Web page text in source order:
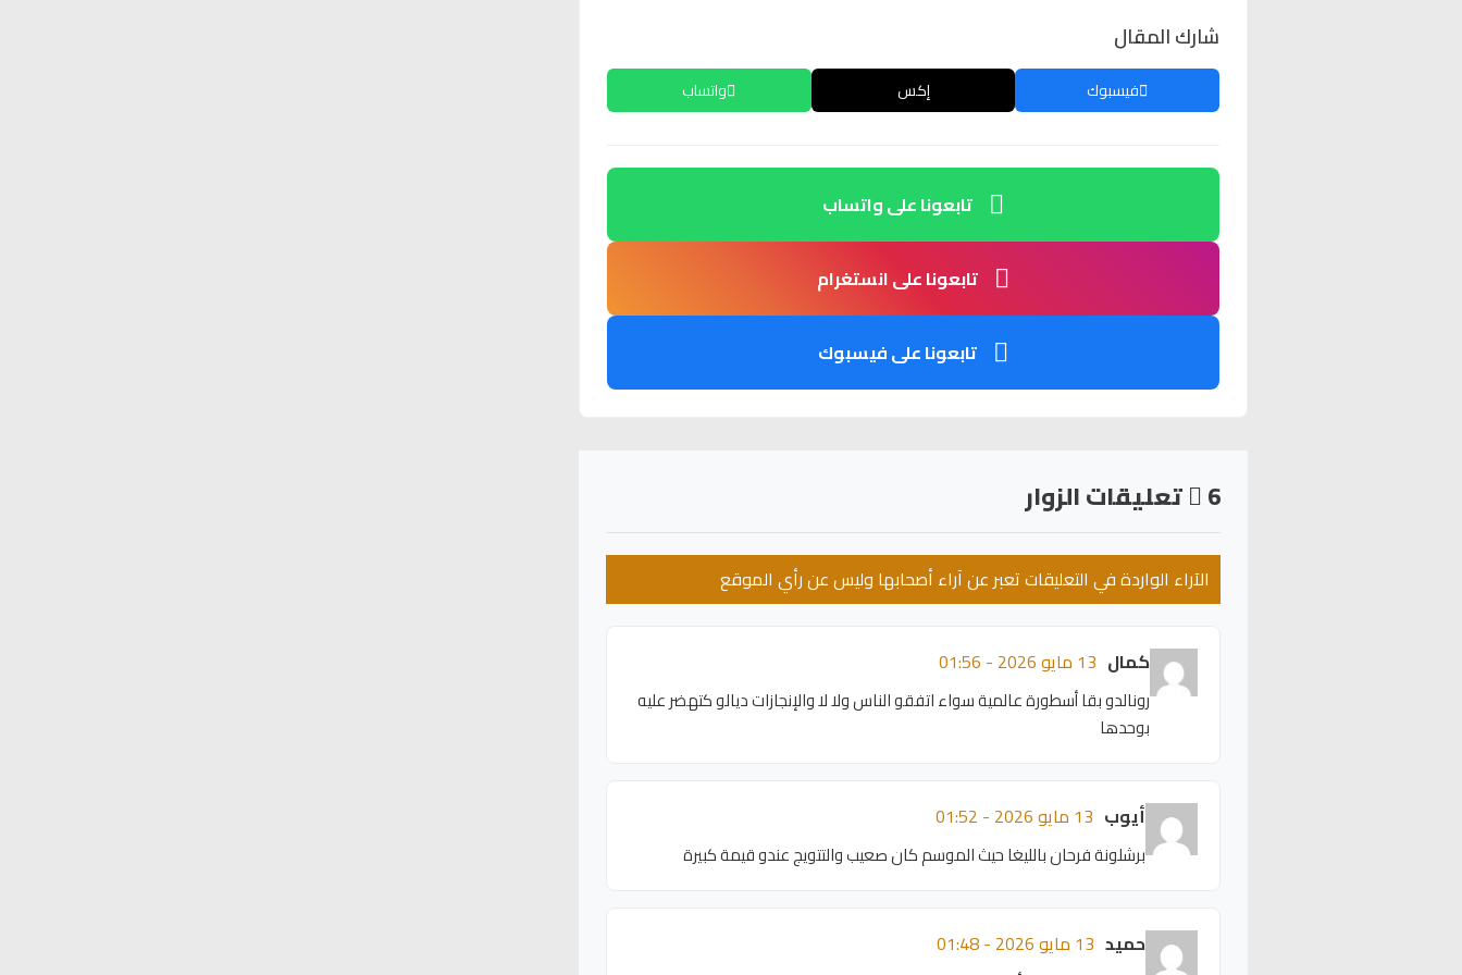
شارك المقال
فيسبوك إكس واتساب
تابعونا على واتساب
تابعونا على انستغرام
تابعونا على فيسبوك
6 تعليقات الزوار
الآراء الواردة في التعليقات تعبر عن آراء أصحابها وليس عن رأي الموقع
كمال 13 مايو 2026 - 01:56
رونالدو بقا أسطورة عالمية سواء اتفقو الناس ولا لا والإنجازات ديالو كتهضر عليه
بوحدها
أيوب 13 مايو 2026 - 01:52
برشلونة فرحان بالليغا حيث الموسم كان صعيب والتتويج عندو قيمة كبيرة
حميد 13 مايو 2026 - 01:48